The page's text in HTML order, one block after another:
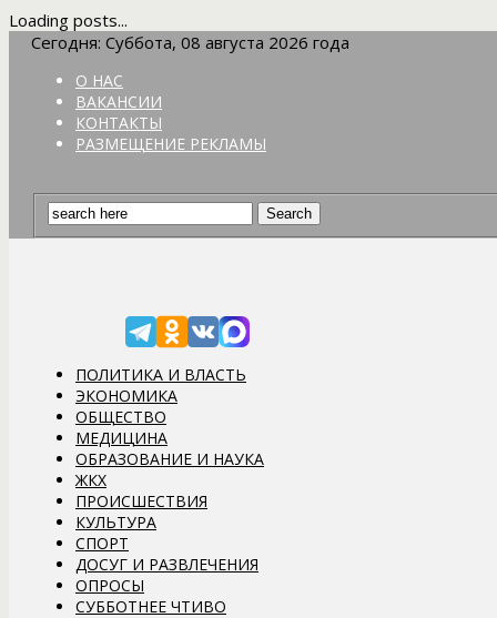
Loading posts...
Сегодня: Суббота, 08 августа 2026 года
О НАС
ВАКАНСИИ
КОНТАКТЫ
РАЗМЕЩЕНИЕ РЕКЛАМЫ
ПОЛИТИКА И ВЛАСТЬ
ЭКОНОМИКА
ОБЩЕСТВО
МЕДИЦИНА
ОБРАЗОВАНИЕ И НАУКА
ЖКХ
ПРОИСШЕСТВИЯ
КУЛЬТУРА
СПОРТ
ДОСУГ И РАЗВЛЕЧЕНИЯ
ОПРОСЫ
СУББОТНЕЕ ЧТИВО